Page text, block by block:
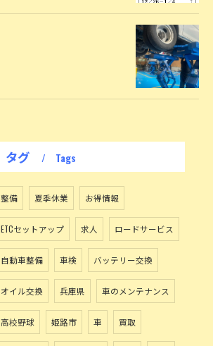
タグ Tags
整備 夏季休業 お得情報
ETCセットアップ 求人 ロードサービス
自動車整備 車検 バッテリー交換
オイル交換 兵庫県 車のメンテナンス
高校野球 姫路市 車 買取